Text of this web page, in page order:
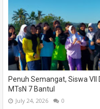
Penuh Semangat, Siswa
MTsN 7 Bantul
July 24, 2026 0